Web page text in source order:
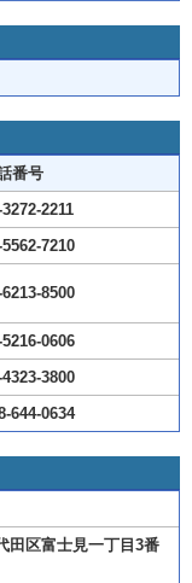
番号
2211
7210
8500
0606
3800
644-0634
区富士見一丁目3番